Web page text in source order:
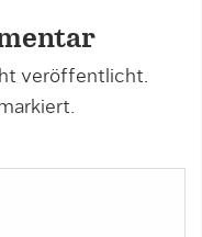
veröffentlicht.